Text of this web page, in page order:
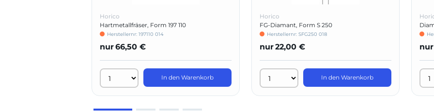
Horico
Hartmetallfräser, Form 197 110
Herstellernr: 197110 014
nur66,50 €
In den Warenkorb
Horico
FG-Diamant, Form S 250
Herstellernr: SFG250 018
nur22,00 €
In den Warenkorb
nur